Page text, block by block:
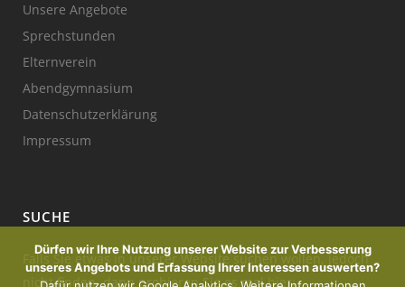
Unsere Angebote
Sprechstunden
Elternverein
Abendgymnasium
Datenschutzerklärung
Impressum
SUCHE
Falls Sie etwas in unserer Website suchen wollen, jedoch
nicht finden, dann probieren Sie es mal hier:
Dürfen wir Ihre Nutzung unserer Website zur Verbesserung
unseres Angebots und Erfassung Ihrer Interessen auswerten?